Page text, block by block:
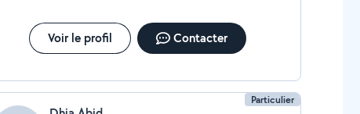
Voir le profil Contacter
Particulier